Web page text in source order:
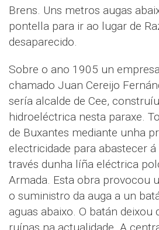
Brens. Uns metros augas
pontella para ir ao lugar de
desaparecido.
Sobre o ano 1905 un
chamado Juan Cereijo
sería alcalde de Cee,
hidroeléctrica nesta paraxe.
de Buxantes mediante unha
electricidade para abastecer á
través dunha líña eléctrica
Armada. Esta obra provocou
o suministro da auga a un
aguas abaixo. O batán deixou
ruínas na actualidade. A